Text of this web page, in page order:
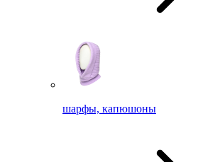
шарфы, капюшоны